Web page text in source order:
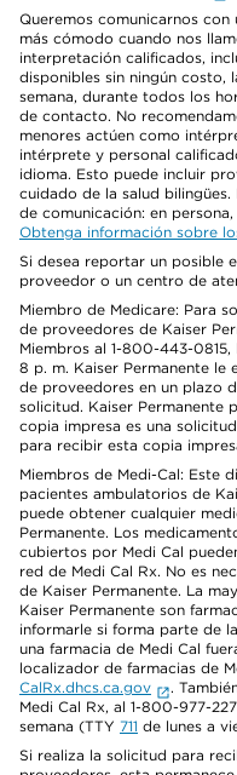
Queremos comunicarnos
más cómodo cuando nos
interpretación calificados,
disponibles sin ningún costo,
semana, durante todos los
de contacto. No
menores actúen como
intérprete y personal
idioma. Esto puede incluir
cuidado de la salud
de comunicación: en
Obtenga información sobre
Si desea reportar un posible
proveedor o un centro de
Miembro de Medicare: Para
de proveedores de Kaiser
Miembros al 1-800-443-
8 p. m. Kaiser Permanente le
de proveedores en un plazo
solicitud. Kaiser Permanente
copia impresa es una
para recibir esta copia
Miembros de Medi-Cal: Este
pacientes ambulatorios de
puede obtener cualquier
Permanente. Los
cubiertos por Medi Cal
red de Medi Cal Rx. No es
de Kaiser Permanente. La
Kaiser Permanente son
informarle si forma parte de
una farmacia de Medi Cal
localizador de farmacias de
CalRx.dhcs.ca.gov
.
Medi Cal Rx, al 1-800-977-
semana (TTY 711 de lunes a
Si realiza la solicitud para